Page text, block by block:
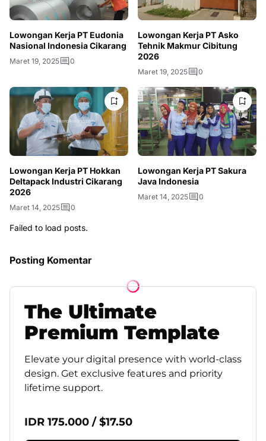
Lowongan Kerja PT Eudonia
Nasional Indonesia Cikarang
Maret 19, 2025 0
Lowongan Kerja PT Asko
Tehnik Makmur Cibitung
2026
Maret 19, 2025 0
Lowongan Kerja PT Hokkan
Deltapack Industri Cikarang
2026
Maret 14, 2025 0
Lowongan Kerja PT Sakura
Java Indonesia
Maret 14, 2025 0
Failed to load posts.
Posting Komentar
The Ultimate
Premium Template
Elevate your digital presence with world-class
design. Get exclusive features and priority
lifetime support.
IDR 175.000 / $17.50